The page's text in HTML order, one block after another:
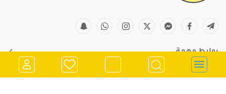
روابط مهمة
معلومات التواصل